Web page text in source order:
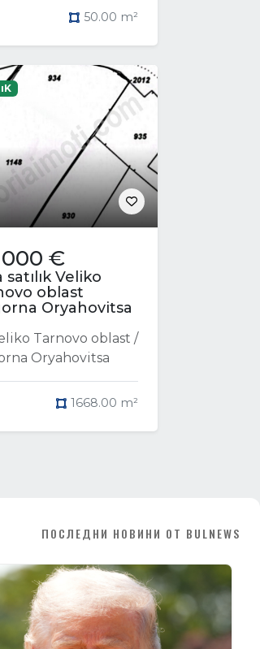
50.00 m²
€
satılık Veliko
oblast
Oryahovitsa
Tarnovo oblast /
Oryahovitsa
1668.00 m²
ПОСЛЕДНИ НОВИНИ ОТ BULNEWS